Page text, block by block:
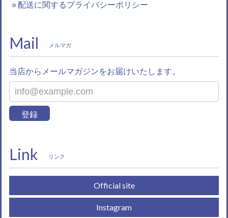
配送に関するプライバシーポリシー
Mail メルマガ
当店からメールマガジンをお届けいたします。
登録
Link リンク
Official site
Instagram